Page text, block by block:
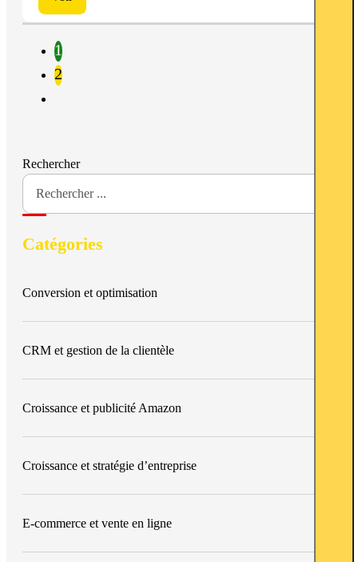
1
2
Rechercher
Catégories
Conversion et optimisation
CRM et gestion de la clientèle
Croissance et publicité Amazon
Croissance et stratégie d’entreprise
E-commerce et vente en ligne